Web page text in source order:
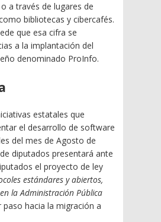
a través de lugares de
bibliotecas y cibercafés.
que esa cifra se
a la implantación del
denominado ProInfo.
estatales que
el desarrollo de software
del mes de Agosto de
diputados presentará ante
el proyecto de ley
estándares y abiertos,
la Administración Pública
paso hacia la migración a